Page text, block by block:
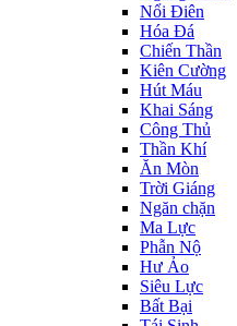
Nổi Điên
Hóa Đá
Chiến Thần
Kiên Cường
Hút Máu
Khai Sáng
Công Thủ
Thần Khí
Ăn Mòn
Trời Giáng
Ngăn chặn
Ma Lực
Phẫn Nộ
Hư Ảo
Siêu Lực
Bất Bại